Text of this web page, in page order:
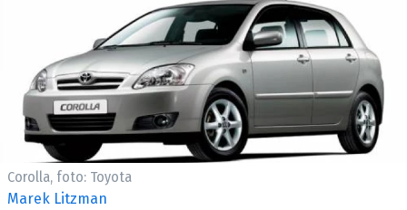
ZAJÍMAVOSTI
TECHNIKA
EKONOMIKA
ČESKÝ TRH
TUNING
PROFI
Corolla, foto: Toyota
Marek Litzman